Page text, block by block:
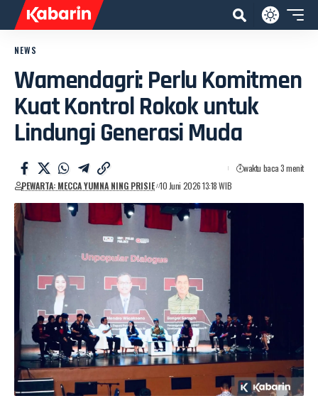
NEWS
Wamendagri: Perlu Komitmen
Kuat Kontrol Rokok untuk
Lindungi Generasi Muda
PEWARTA: MECCA YUMNA NING PRISIE 10 Juni 2026 13:18 WIB
waktu baca 3 menit